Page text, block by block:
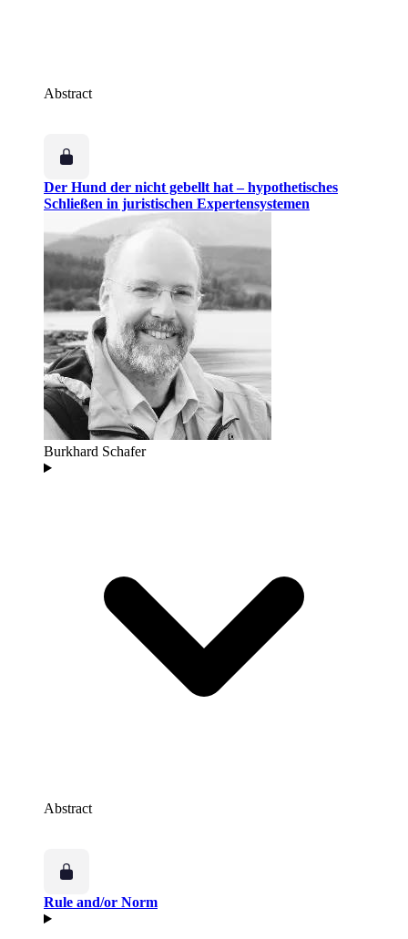
Abstract
Der Hund der nicht gebellt hat – hypothetisches
Schließen in juristischen Expertensystemen
Burkhard Schafer
Abstract
Rule and/or Norm